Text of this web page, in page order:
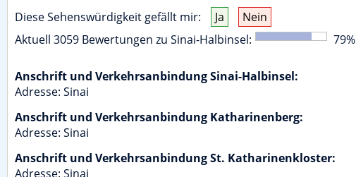
Diese Sehenswürdigkeit gefällt mir: Ja
Nein
Aktuell 3059 Bewertungen zu Sinai-Halbinsel: 79%
Anschrift und Verkehrsanbindung Sinai-Halbinsel:
Adresse: Sinai
Anschrift und Verkehrsanbindung Katharinenberg:
Adresse: Sinai
Anschrift und Verkehrsanbindung St. Katharinenkloster:
Adresse: Sinai